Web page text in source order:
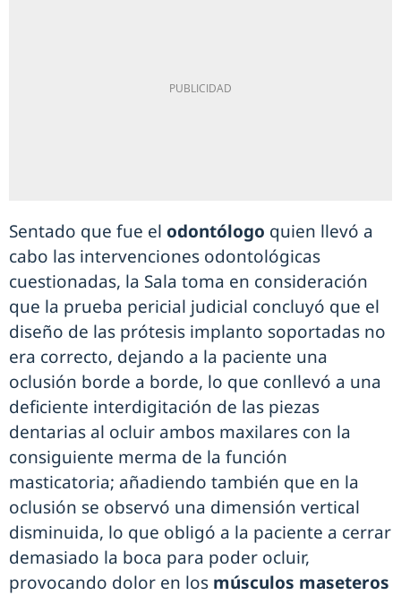
Sentado que fue el odontólogo quien llevó a
cabo las intervenciones odontológicas
cuestionadas, la Sala toma en consideración
que la prueba pericial judicial concluyó que el
diseño de las prótesis implanto soportadas no
era correcto, dejando a la paciente una
oclusión borde a borde, lo que conllevó a una
deficiente interdigitación de las piezas
dentarias al ocluir ambos maxilares con la
consiguiente merma de la función
masticatoria; añadiendo también que en la
oclusión se observó una dimensión vertical
disminuida, lo que obligó a la paciente a cerrar
demasiado la boca para poder ocluir,
provocando dolor en los músculos maseteros